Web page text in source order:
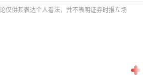
仅供其表达个人看法，并不表明证券时报立场